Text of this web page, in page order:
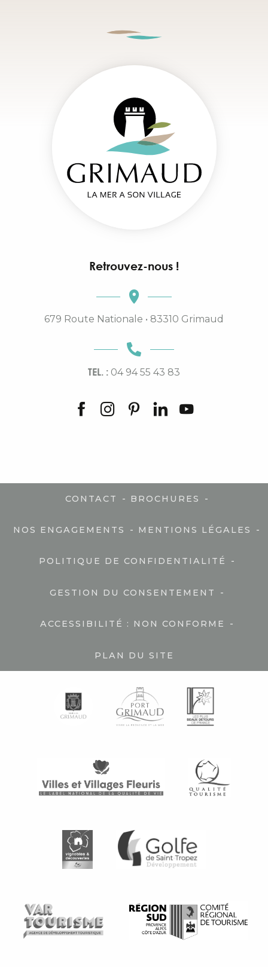
Retrouvez-nous !
679 Route Nationale • 83310 Grimaud
TEL. : 04 94 55 43 83
CONTACT - BROCHURES -
NOS ENGAGEMENTS - MENTIONS LÉGALES -
POLITIQUE DE CONFIDENTIALITÉ -
GESTION DU CONSENTEMENT -
ACCESSIBILITÉ : NON CONFORME -
PLAN DU SITE